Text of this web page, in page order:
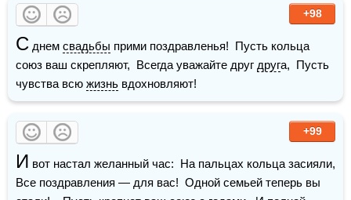
+98
С днем свадьбы прими поздравленья!  Пусть кольца
союз ваш скрепляют,  Всегда уважайте друг друга,  Пусть
чувства всю жизнь вдохновляют!
+99
И вот настал желанный час:  На пальцах кольца засияли,
Все поздравления — для вас!  Одной семьей теперь вы